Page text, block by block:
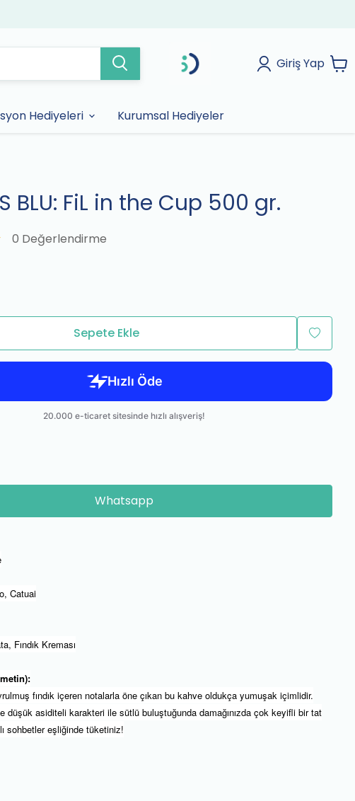
Giriş Yap
Hediyeleri Kurumsal Hediyeler
BLU: FiL in the Cup 500 gr.
0 Değerlendirme
Sepete Ekle
Whatsapp
Catuai
Fındık Kreması
fındık içeren notalarla öne çıkan bu kahve oldukça yumuşak içimlidir.
düşük asiditeli karakteri ile sütlü buluştuğunda damağınızda çok keyifli bir tat
sohbetler eşliğinde tüketiniz!